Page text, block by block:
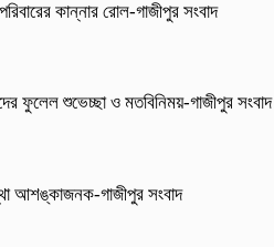
কান্নার রোল-গাজীপুর সংবাদ
ফুলেল শুভেচ্ছা ও মতবিনিময়-গাজীপুর সংবাদ
আশঙ্কাজনক-গাজীপুর সংবাদ